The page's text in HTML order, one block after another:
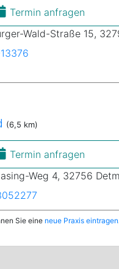
Termin anfragen
Wald-Straße 15,
(6,5 km)
Termin anfragen
Weg 4, 32756
Sie eine neue Praxis eintragen